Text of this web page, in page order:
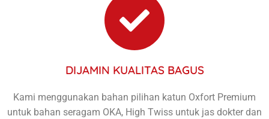
DIJAMIN KUALITAS BAGUS
Kami menggunakan bahan pilihan katun Oxfort Premium
untuk bahan seragam OKA, High Twiss untuk jas dokter dan